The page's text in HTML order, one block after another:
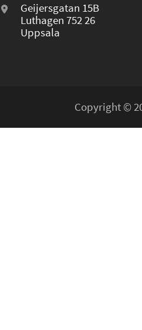
Geijersgatan 15B
Luthagen 752 26
Uppsala
Copyright ©